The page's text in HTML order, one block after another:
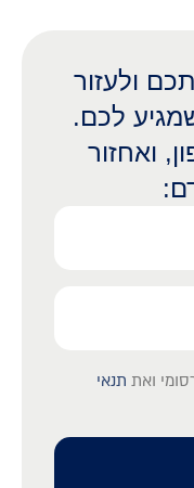
ולעזור
לכם.
ואחזור
ואת תנאי